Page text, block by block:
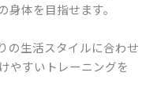
身体を目指せます。
の生活スタイルに合わせ
やすいトレーニングを